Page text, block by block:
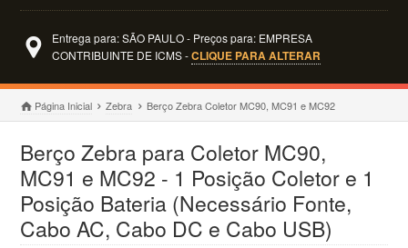
Entrega para: SÃO PAULO - Preços para: EMPRESA
CONTRIBUINTE DE ICMS -CLIQUE PARA ALTERAR
Página Inicial Zebra Berço Zebra Coletor MC90, MC91 e MC92
Berço Zebra para Coletor MC90,
MC91 e MC92 - 1 Posição Coletor e 1
Posição Bateria (Necessário Fonte,
Cabo AC, Cabo DC e Cabo USB)